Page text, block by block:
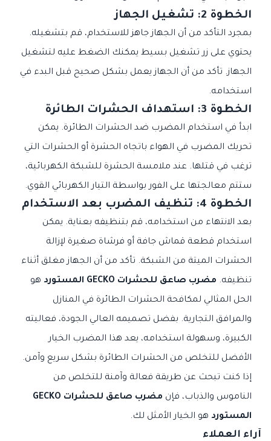
الخطوة 2: تشغيل الجهاز
بمجرد التأكد من أن الجهاز جاهز للاستخدام، قم بتشغيله.
يحتوي على زر تشغيل بسيط يمكنك الضغط عليه لتشغيل
الجهاز. تأكد من أن الجهاز يعمل بشكل صحيح قبل البدء في
استخدامه.
الخطوة 3: استهداف الحشرات الطائرة
ابدأ في استخدام المضرب ضد الحشرات الطائرة. يمكن
تحريك المضرب في الهواء باتجاه الحشرة أو الحشرات التي
ترغب في قتلها. عند ملامسة الحشرة للشبكة الكهربائية،
ستتم معالجتها على الفور بواسطة التيار الكهربائي القوي.
الخطوة 4: تنظيف المضرب بعد الاستخدام
بعد الانتهاء من استخدامه، قم بتنظيفه بعناية. يمكن
استخدام قطعة قماش جافة أو فرشاة صغيرة لإزالة
الحشرات الميتة من الشبكة. تأكد من أن الجهاز مغلق أثناء
تنظيفه. مضرب صاعق للحشرات GECKO المستورد
هو
الحل المثالي لمكافحة الحشرات الطائرة في المنازل
والمرافق التجارية. بفضل تصميمه العالي الجودة، فعاليته
الكبيرة، وسهولة استخدامه، يعد هذا المضرب الخيار
الأفضل للتخلص من الحشرات الطائرة بشكل سريع وآمن.
إذا كنت تبحث عن طريقة فعالة وآمنة للتخلص من
الناموس والذباب، فإن
مضرب صاعق للحشرات GECKO
المستورد هو الخيار الأمثل لك.
آراء العملاء